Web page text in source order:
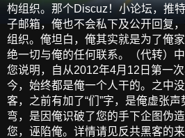
构组织。那个Discuz！小论坛，推
子邮箱，俺也不会私下及公开回复
组织。俺坦白，俺其实就是为了俺
绝一切与俺的任何联系。（代转）
您说明，自从2012年4月12日第一
今，始终都是俺一个人干的。之中
客，之前有加了“们”字，是俺虚张
弯，是因俺识破了您的手下企图伪
您，诬陷俺。详情请见反共黑客的